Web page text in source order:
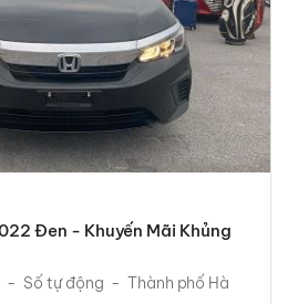
Đen - Khuyến Mãi Khủng
Số tự động
Thành phố Hà